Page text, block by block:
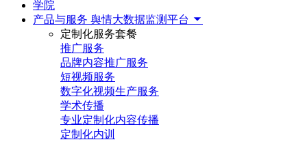
学院
产品与服务 舆情大数据监测平台
定制化服务套餐
推广服务
品牌内容推广服务
短视频服务
数字化视频生产服务
学术传播
专业定制化内容传播
定制化内训